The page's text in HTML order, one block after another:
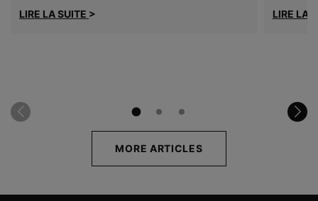
LIRE LA SUITE > LIRE LA
MORE ARTICLES